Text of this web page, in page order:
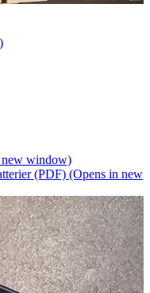
new window)
(PDF) (Opens in new